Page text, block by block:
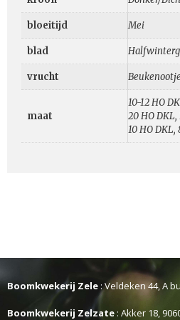
bloeitijd Mei
blad
vrucht
maat
10-12 HO
20 HO
10 HO DKL,
Boomkwekerij Zele : Veldeken 44, A
Boomkwekerij Zelzate : Akker 18,